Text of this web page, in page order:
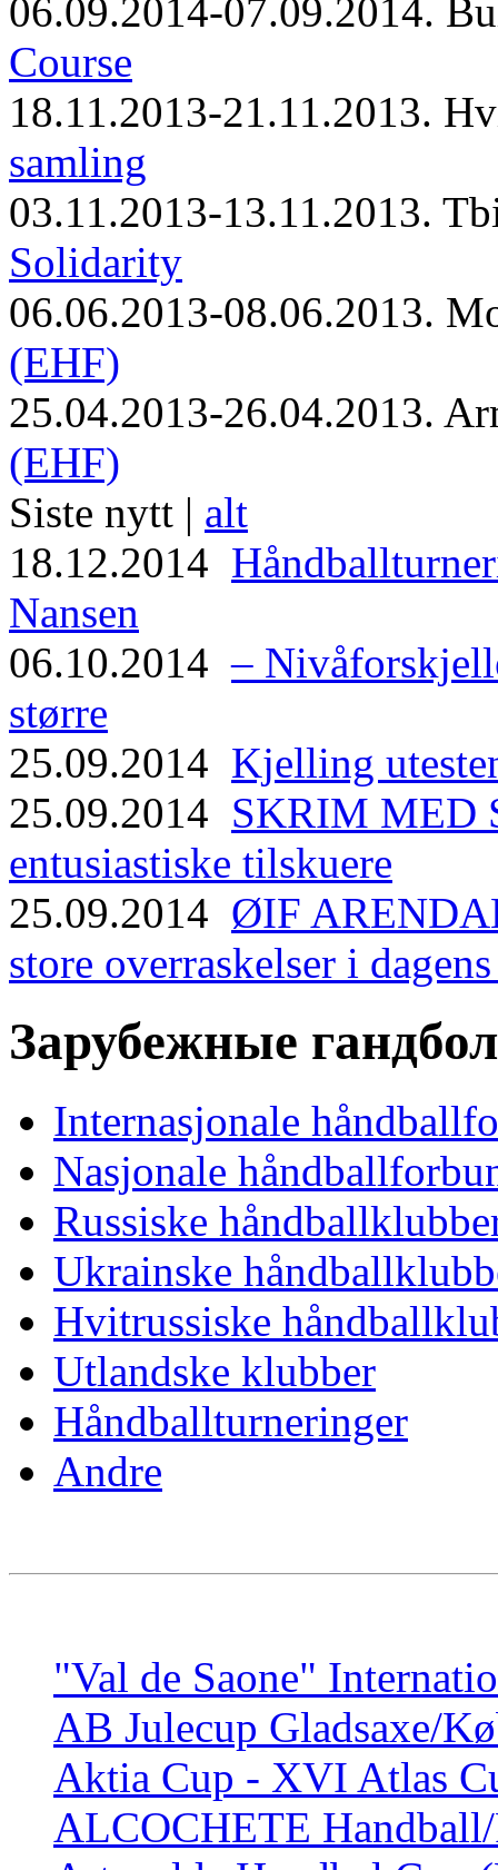
06.09.2014-07.09.2014.
Course
18.11.2013-21.11.2013.
samling
03.11.2013-13.11.2013.
Solidarity
06.06.2013-08.06.2013.
(EHF)
25.04.2013-26.04.2013.
(EHF)
Siste nytt | alt
18.12.2014
Nansen
06.10.2014–
større
25.09.2014 Kjelling
25.09.2014 SKRIM MED
entusiastiske tilskuere
25.09.2014 ØIF
store overraskelser i
Зарубежные
Internasjonale
Nasjonale
Russiske
Ukrainske
Hvitrussiske
Utlandske klubber
Håndballturneringer
Andre
"Val de Saone"
AB Julecup Gladsaxe/
Aktia Cup - XVI Atlas
ALCOCHETE